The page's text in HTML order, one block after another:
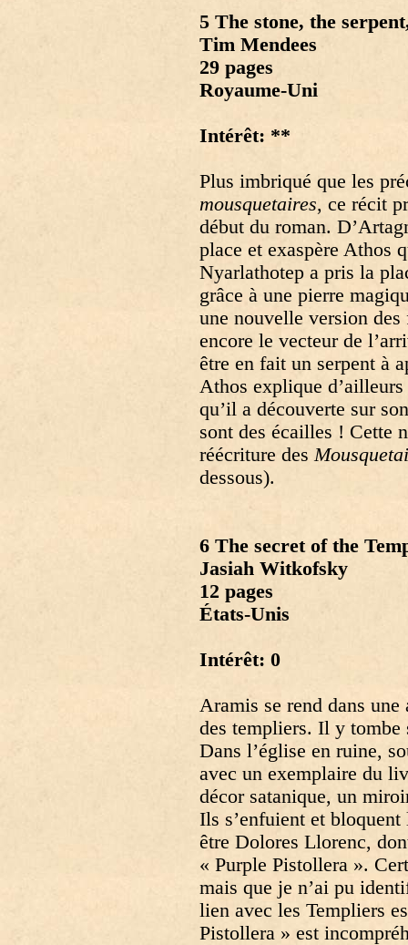
5 The stone, the
Tim Mendees
29 pages
Royaume-Uni
Intérêt: **
Plus imbriqué que les
mousquetaires, ce récit
début du roman.
place et exaspère Athos
Nyarlathotep a pris la
grâce à une pierre
une nouvelle version
encore le vecteur de
être en fait un serpent à
Athos explique
qu’il a découverte sur
sont des écailles ! Cette
réécriture des
dessous).
6 The secret of the
Jasiah Witkofsky
12 pages
États-Unis
Intérêt: 0
Aramis se rend dans une
des templiers. Il y tombe
Dans l’église en ruine,
avec un exemplaire du
décor satanique, un
Ils s’enfuient et
être Dolores Llorenc,
« Purple Pistollera ».
mais que je n’ai pu
lien avec les Templiers
Pistollera » est